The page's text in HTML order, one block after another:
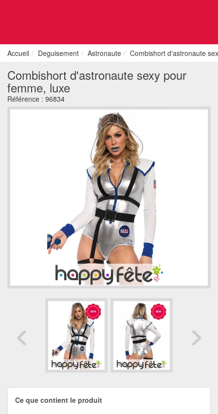
Accueil Deguisement Astronaute Combishort d'astronaute
Combishort d'astronaute sexy pour
femme, luxe
Référence : 96834
Ce que contient le produit